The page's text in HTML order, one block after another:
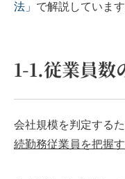
法」 で解説しています
1-1.従業員数
会社規模を判定するた
続勤務従業員を把握す